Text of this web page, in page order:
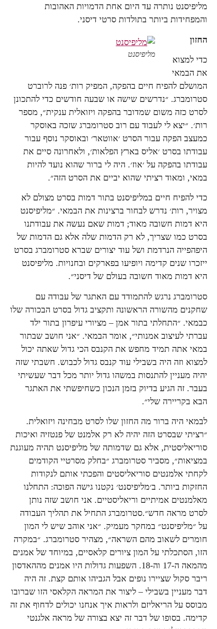
מליפיסנט נותרה עד היום אחת הדמויות האהובות
והמפחידות ביותר בתולדות סרטי דיסני.
מליפיסנט
החזון
כדי למצוא
את הבמאי
המושלם להפיח חיים בהפקה, המפיק רות׳ פנה לרוברט
סטרומברג. ״נדרשים שישה או שבעה חודשים כדי להתכונן
לסרט כזה משום שמדובר בהפקה ויזואלית ענקית״, מספר
רות׳. ״יצא לי לעבוד עם רוב סטרומברג שזכה באוסקר
כמעצב הפקה עבור הסרט ׳אווטאר׳ ובאוסקר נוסף עבור
עבודתו בסרט ׳אליס בארץ הפלאות׳, ולאחרונה סיים את
עבודתו בהפקה על ׳אוז׳. היה לי ברור שהוא נועד להיות
במאי, ומאוד רציתי שהוא יביים את הסרט הזה״.
כדי להפיח חיים במליפיסנט בתור דמות בסרט מצולם לא
מצויר, רות׳ נדרש לבחור ברצינות את הבמאי. ״מליפיסנט
היא דמות חשובה מאוד; דמות שאם נעשה את עבודתנו
בסרט כמו שצריך, לא רק הדמות שלה אלא גם הדמות של
היפהפייה הנרדמת ושל עוד יצורים שברא סטרומברג בסרט
ייזכרו שנים קדימה ויופיעו בפארקים ובחנויות. מליפיסנט
היא דמות מאוד חשובה בעולם של דיסני״.
סטרומברג נרגש להתמודד עם האתגר של עבודה עם
שחקנים מהשורה הראשונה ותקציב גדול בסרט הבכורה שלו
כבמאי. ״התחלתי בתור אמן – מציורי עיפרון בתור ילד
עברתי לעיצוב אמנותי״, אומר הבמאי. ״אני חושב שבתור
במאי אתה תמיד מחפש את הקנבס הכי גדול שאתה יכול
למצוא וזה היה בשבילי עוד קנבס גדול לכבוש. חשבתי שזה
יהיה מעניין להתנסות במשהו גדול יותר מכל דבר שעשיתי
בעבר. זה הגיע בדיוק בזמן הנכון כשחיפשתי את האתגר
הבא בקריירה שלי״.
לבמאי היה ברור מה החזון שלו לסרט מבחינה ויזואלית.
״רציתי שבסרט הזה יהיה לא רק אלמנט של פנטזיה ואיכות
סוריאליסטית, אלא גם שדמותה של מליפיסנט תהיה מעוגנת
במציאות״, מסביר סטרומברג ״בחלק מסרטיי הקודמים
לקחתי אלמנטים סוריאליסטים והפכתי אותם לנקודות
החזקות ביותר. ב׳מליפיסנט׳ נקטנו גישה הפוכה: התחלנו
מאלמנטים אמיתיים וריאליסטיים. אני חושב שזה נותן
לסרט מראה חדש״.סטרומברג התחיל את תהליך העבודה
על ״מליפיסנט״ במחקר מעמיק. ״אני אוהב שיש לי המון
חומרים לשאוב מהם השראה״, מצהיר סטרומברג. ״במקרה
הזו, הסתכלתי על המון ציורים קלאסיים, במיוחד של אמנים
מהמאה ה-17 וה-18. השפעות גדולות היו אמנים מההאדסון
ריבר סקול שציירו נופים אבל הגביהו אותם קצת. זה היה
דבר מעניין בשבילי – ליצור את המראה הקלאסי הזו שברובו
מבוסס על הריאליזם ולראות איך אנחנו יכולים לדחוף את זה
קדימה. בסופו של דבר זה יצא בצורה של מראה אלגנטי